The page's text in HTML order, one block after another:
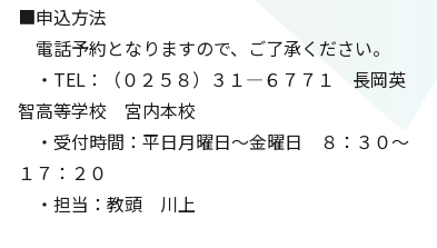
■申込方法
電話予約となりますので、ご了承ください。
・TEL：（０２５８）３１―６７７１ 長岡英
智高等学校 宮内本校
・受付時間：平日月曜日～金曜日 ８：３０～
１７：２０
・担当：教頭 川上